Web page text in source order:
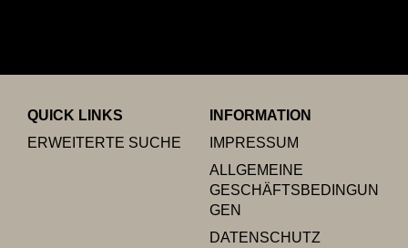
QUICK LINKS
ERWEITERTE SUCHE
INFORMATION
IMPRESSUM
ALLGEMEINE
GESCHÄFTSBEDINGUN
GEN
DATENSCHUTZ